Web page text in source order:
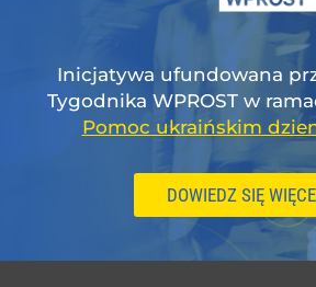
Inicjatywa ufundowana
Tygodnika WPROST w
Pomoc ukraińskim
DOWIEDZ SIĘ